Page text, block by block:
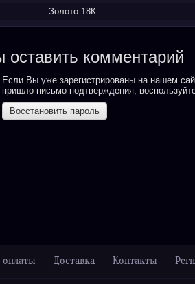
Золото 18К
оставить комментарий
Если Вы уже зарегистрированы на нашем
пришло письмо подтверждения,
Восстановить пароль
Доставка Контакты